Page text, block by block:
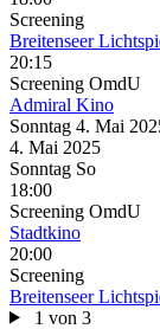
Screening
Breitenseer
20:15
Screening OmdU
Admiral Kino
Sonntag 4. Mai
4. Mai 2025
Sonntag So
18:00
Screening OmdU
Stadtkino
20:00
Screening
Breitenseer
1 von 3